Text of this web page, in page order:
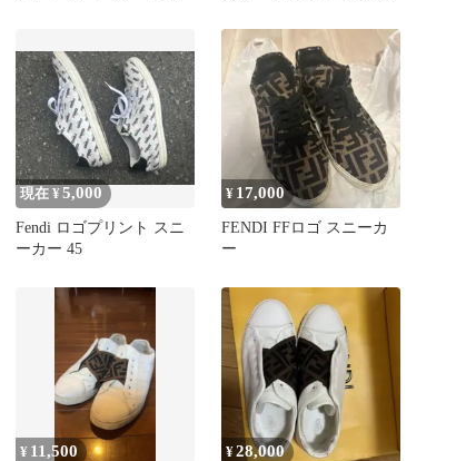
7
現在 ¥5,000
Fendi ロゴプリント スニ
ーカー 45
¥ 17,000
FENDI FFロゴ スニーカ
ー
¥ 11,500 ¥28,000